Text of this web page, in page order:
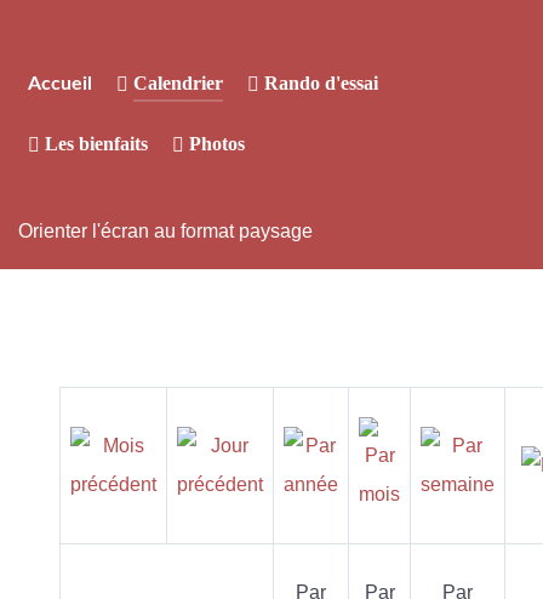
Accueil Calendrier Rando d'essai
Les bienfaits Photos
Orienter l'écran au format paysage
Par
Par
Par